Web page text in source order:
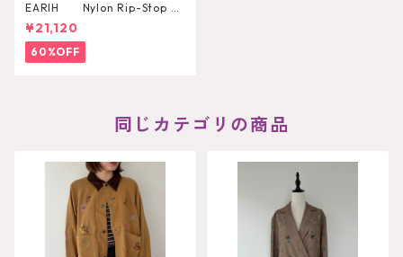
EARIH Nylon Rip-Stop Po
ncho
¥21,120
60%OFF
同じカテゴリの商品